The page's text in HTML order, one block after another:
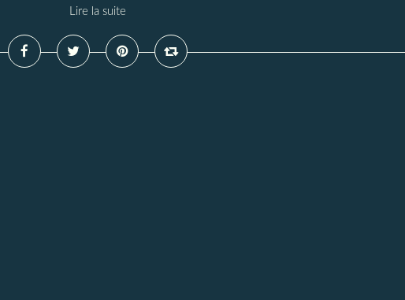
Lire la suite